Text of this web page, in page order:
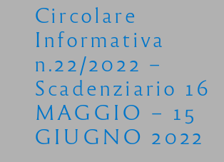
Circolare
Informativa
n.22/2022 –
Scadenziario 16
MAGGIO – 15
GIUGNO 2022